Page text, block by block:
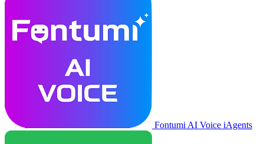
Fontumi AI Voice iAgents